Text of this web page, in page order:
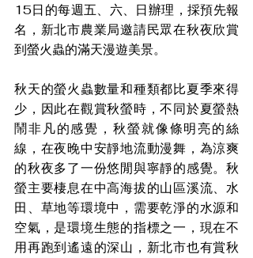
15日的每週五、六、日辦理，採預先報
名，新北市農業局邀請民眾在秋夜欣賞
到螢火蟲的滿天漫遊美景。
秋天的螢火蟲數量和種類都比夏季來得
少，因此在觀賞秋螢時，不同於夏螢熱
鬧非凡的感覺，秋螢就像條明亮的絲
線，在夜晚中安靜地流動漫舞，為涼爽
的秋夜多了一份悠閒與寧靜的感覺。秋
螢主要棲息在中高海拔的山區溪流、水
田、草地等環境中，需要乾淨的水源和
空氣，是環境生態的指標之一，現在不
用再跑到遙遠的深山，新北市也有賞秋